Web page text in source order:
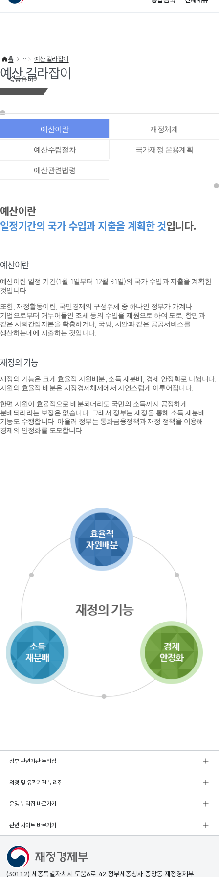
이 누리집은 대한민국 공식 전자정부 누리집입니다.
공유하기
홈 예산 길라잡이
예산 길라잡이
예산이란 재정체계
예산수립절차 국가재정 운용계획
예산관련법령
예산이란
일정기간의 국가 수입과 지출을 계획한 것입니다.
예산이란
예산이란 일정 기간(1월 1일부터 12월 31일)의 국가 수입과 지출을 계획한
것입니다.
또한, 재정활동이란, 국민경제의 구성주체 중 하나인 정부가 가계나
기업으로부터 거두어들인 조세 등의 수입을 재원으로 하여 도로, 항만과
같은 사회간접자본을 확충하거나, 국방, 치안과 같은 공공서비스를
생산하는데에 지출하는 것입니다.
재정의 기능
재정의 기능은 크게 효율적 자원배분, 소득 재분배, 경제 안정화로 나뉩니다.
자원의 효율적 배분은 시장경제체제에서 자연스럽게 이루어집니다.
한편 자원이 효율적으로 배분되더라도 국민의 소득까지 공정하게
분배되리라는 보장은 없습니다. 그래서 정부는 재정을 통해 소득 재분배
기능도 수행합니다. 아울러 정부는 통화금융정책과 재정 정책을 이용해
경제의 안정화를 도모합니다.
정부 관련기관 누리집
외청 및 유관기관 누리집
운영 누리집 바로가기
관련 사이트 바로가기
(30112) 세종특별자치시 도움6로 42 정부세종청사 중앙동 재정경제부